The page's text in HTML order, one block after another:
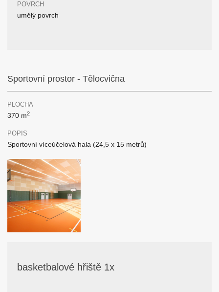
POVRCH
umělý povrch
Sportovní prostor - Tělocvična
PLOCHA
370 m2
POPIS
Sportovní víceúčelová hala (24,5 x 15 metrů)
basketbalové hřiště 1x